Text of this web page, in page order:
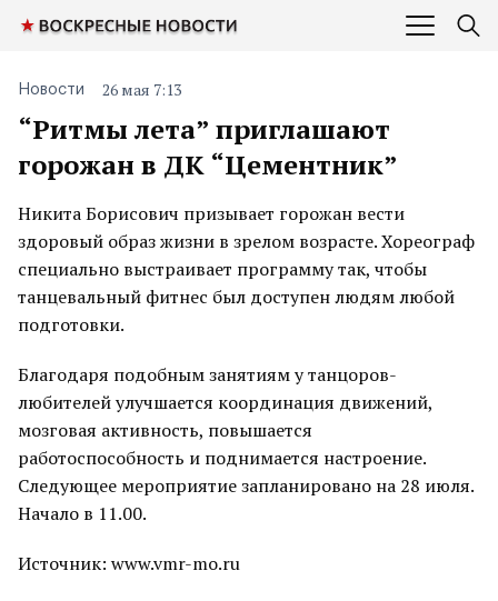
“Ритмы лета” приглашают
горожан в ДК “Цементник”
Новости 26 мая 7:13
Никита Борисович призывает горожан вести
здоровый образ жизни в зрелом возрасте. Хореограф
специально выстраивает программу так, чтобы
танцевальный фитнес был доступен людям любой
подготовки.
Благодаря подобным занятиям у танцоров-
любителей улучшается координация движений,
мозговая активность, повышается
работоспособность и поднимается настроение.
Следующее мероприятие запланировано на 28 июля.
Начало в 11.00.
Источник: www.vmr-mo.ru